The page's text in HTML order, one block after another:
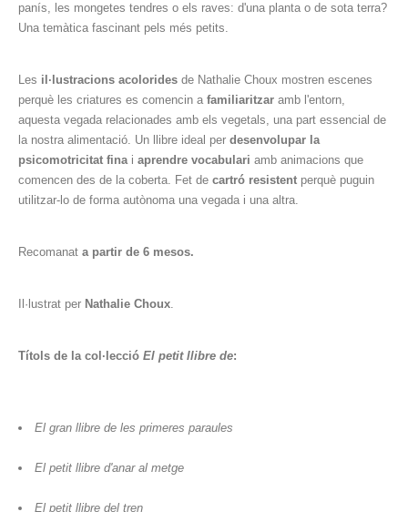
panís, les mongetes tendres o els raves: d'una planta o de sota terra?
Una temàtica fascinant pels més petits.
Les il·lustracions acolorides de Nathalie Choux mostren escenes
perquè les criatures es comencin a familiaritzar amb l'entorn,
aquesta vegada relacionades amb els vegetals, una part essencial de
la nostra alimentació. Un llibre ideal per desenvolupar la
psicomotricitat fina i aprendre vocabulari amb animacions que
comencen des de la coberta. Fet de cartró resistent perquè puguin
utilitzar-lo de forma autònoma una vegada i una altra.
Recomanat a partir de 6 mesos.
Il·lustrat per Nathalie Choux.
Títols de la col·lecció El petit llibre de:
El gran llibre de les primeres paraules
El petit llibre d'anar al metge
El petit llibre del tren